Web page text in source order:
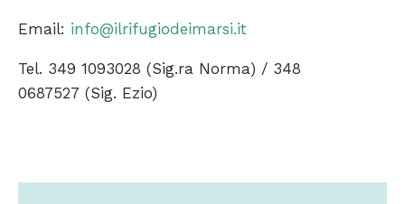
Email: info@ilrifugiodeimarsi.it
Tel. 349 1093028 (Sig.ra Norma) / 348
0687527 (Sig. Ezio)